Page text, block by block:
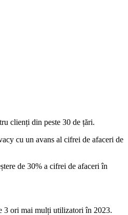
clienți din peste 30 de țări.
cu un avans al cifrei de afaceri de
de 30% a cifrei de afaceri în
3 ori mai mulți utilizatori în 2023.